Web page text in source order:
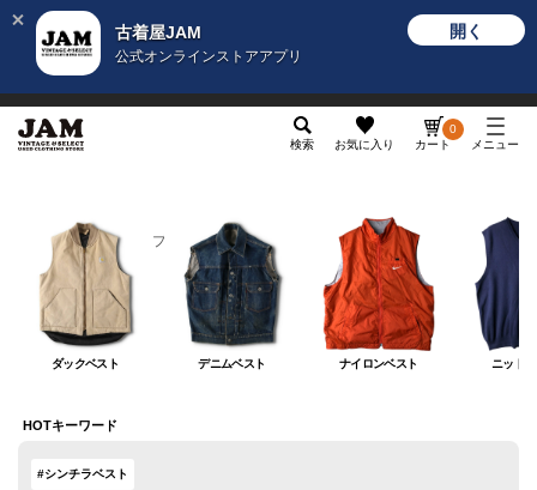
古着屋JAM
公式オンラインストアアプリ
開く
検索 お気に入り カート
0
メニュー
メンズ トップス ベスト
ベスト
ダックベスト デニムベスト ナイロンベスト ニット
HOTキーワード
#シンチラベスト